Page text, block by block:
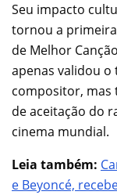
Seu impacto
tornou a
de Melhor
apenas validou o
compositor,
de aceitação do
cinema mundial.
Leia também:
e Beyoncé,